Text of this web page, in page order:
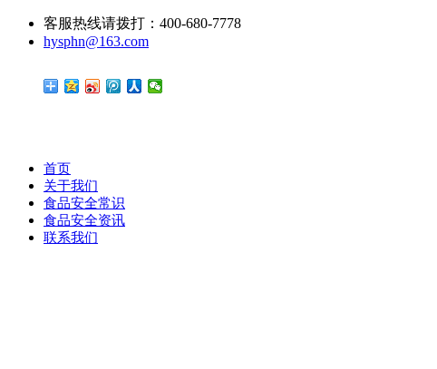
客服热线请拨打：400-680-7778
hysphn@163.com
首页
关于我们
食品安全常识
食品安全资讯
联系我们